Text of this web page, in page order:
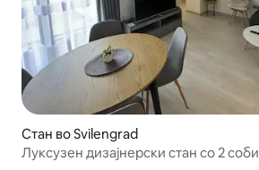
Стан во Svilengrad
Луксузен дизајнерски стан со 2 соби